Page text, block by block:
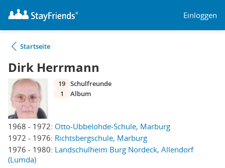
Einloggen
Startseite
Dirk Herrmann
1968 - 1972: Otto-Ubbelohde-Schule, Marburg
1972 - 1976: Richtsbergschule, Marburg
1976 - 1980: Landschulheim Burg Nordeck, Allendorf
(Lumda)
19 Schulfreunde
1
Album